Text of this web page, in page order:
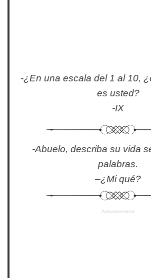
-¿En una escala del 1 al 10,
es usted?
-IX
-Abuelo, describa su vida
palabras.
–¿Mi qué?
Advertisement